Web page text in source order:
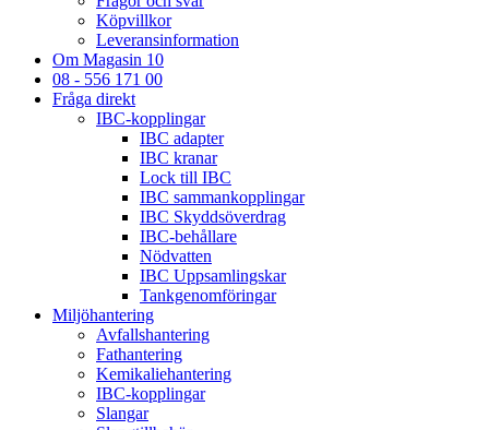
Köpvillkor
Leveransinformation
Om Magasin 10
08 - 556 171 00
Fråga direkt
IBC-kopplingar
IBC adapter
IBC kranar
Lock till IBC
IBC sammankopplingar
IBC Skyddsöverdrag
IBC-behållare
Nödvatten
IBC Uppsamlingskar
Tankgenomföringar
Miljöhantering
Avfallshantering
Fathantering
Kemikaliehantering
IBC-kopplingar
Slangar